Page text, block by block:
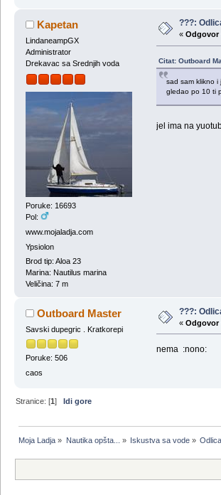
Kapetan
LindaneampGX
Administrator
Drekavac sa Srednjih voda
Poruke: 16693
Pol:
www.mojaladja.com
Ypsiolon
Brod tip: Aloa 23
Marina: Nautilus marina
Veličina: 7 m
???:
« Odgovor
Citat: Outboard
sad sam klikno
gledao po 10 ti
jel ima na
Outboard Master
Savski dupegric . Kratkorepi
Poruke: 506
caos
???:
« Odgovor
nema :nono:
Stranice: [1] Idi gore
Moja Ladja » Nautika opšta... » Iskustva sa vode»